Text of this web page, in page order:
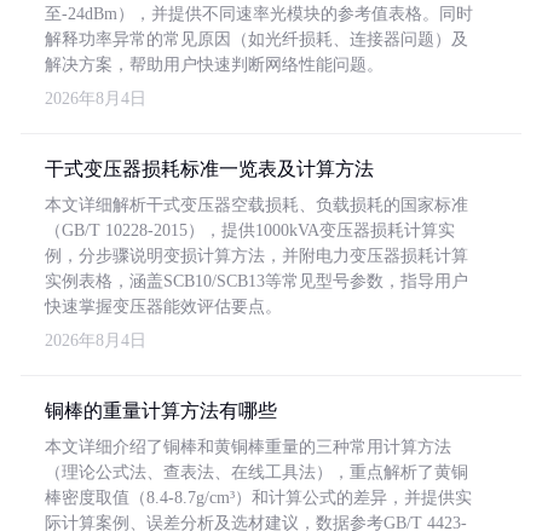
至-24dBm），并提供不同速率光模块的参考值表格。同时
解释功率异常的常见原因（如光纤损耗、连接器问题）及
解决方案，帮助用户快速判断网络性能问题。
2026年8月4日
干式变压器损耗标准一览表及计算方法
本文详细解析干式变压器空载损耗、负载损耗的国家标准
（GB/T 10228-2015），提供1000kVA变压器损耗计算实
例，分步骤说明变损计算方法，并附电力变压器损耗计算
实例表格，涵盖SCB10/SCB13等常见型号参数，指导用户
快速掌握变压器能效评估要点。
2026年8月4日
铜棒的重量计算方法有哪些
本文详细介绍了铜棒和黄铜棒重量的三种常用计算方法
（理论公式法、查表法、在线工具法），重点解析了黄铜
棒密度取值（8.4-8.7g/cm³）和计算公式的差异，并提供实
际计算案例、误差分析及选材建议，数据参考GB/T 4423-